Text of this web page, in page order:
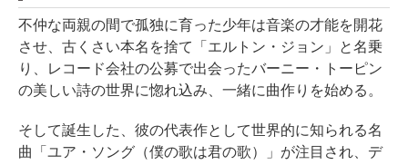
不仲な両親の間で孤独に育った少年は音楽の才能を開花
させ、古くさい本名を捨て「エルトン・ジョン」と名乗
り、レコード会社の公募で出会ったバーニー・トーピン
の美しい詩の世界に惚れ込み、一緒に曲作りを始める。
そして誕生した、彼の代表作として世界的に知られる名
曲「ユア・ソング（僕の歌は君の歌）」が注目され、デ